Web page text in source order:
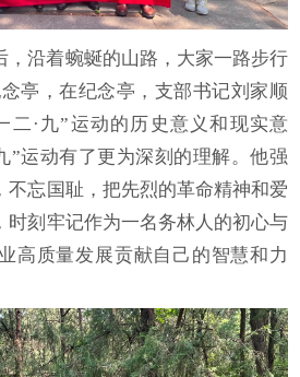
，沿着蜿蜒的山路，大家一路步行
亭，在纪念亭，支部书记刘家顺
二·九”运动的历史意义和现实意
”运动有了更为深刻的理解。他强
不忘国耻，把先烈的革命精神和爱
时刻牢记作为一名务林人的初心与
高质量发展贡献自己的智慧和力